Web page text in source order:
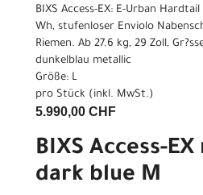
BIXS Access-EX: E-Urban
Wh, stufenloser Enviolo
Riemen. Ab 27.6 kg, 29 Zoll,
dunkelblau metallic
Größe: L
pro Stück (inkl. MwSt.)
5.990,00 CHF
BIXS Access-
dark blue M